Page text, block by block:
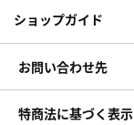
ショップガイド
お問い合わせ先
特商法に基づく表示